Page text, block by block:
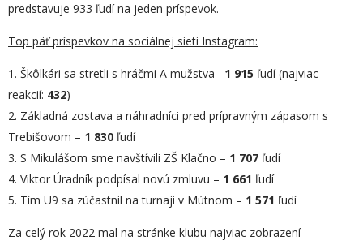
predstavuje 933 ľudí na jeden príspevok.
Top päť príspevkov na sociálnej sieti Instagram:
1. Škôlkári sa stretli s hráčmi A mužstva –1 915 ľudí (najviac
reakcií: 432)
2. Základná zostava a náhradníci pred prípravným zápasom s
Trebišovom – 1 830 ľudí
3. S Mikulášom sme navštívili ZŠ Klačno – 1 707 ľudí
4. Viktor Úradník podpísal novú zmluvu – 1 661 ľudí
5. Tím U9 sa zúčastnil na turnaji v Mútnom – 1 571 ľudí
Za celý rok 2022 mal na stránke klubu najviac zobrazení